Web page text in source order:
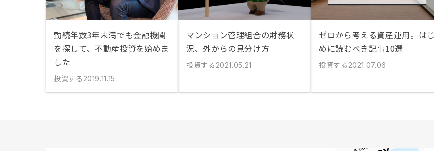
勤続年数3年未満でも金融機関
を探して、不動産投資を始めま
した
投資する 2019.11.15
マンション管理組合の財務状
況、外からの見分け方
投資する 2021.05.21
ゼロから考える資産運用。はじ
めに読むべき記事10選
投資する 2021.07.06